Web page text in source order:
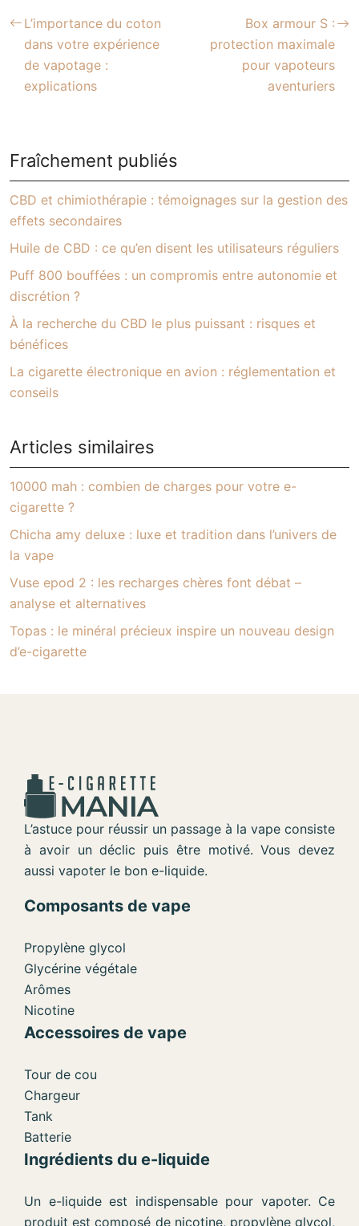
L’importance du coton
dans votre expérience
de vapotage :
explications
Box armour S :
protection maximale
pour vapoteurs
aventuriers
Fraîchement publiés
CBD et chimiothérapie : témoignages sur la gestion des
effets secondaires
Huile de CBD : ce qu’en disent les utilisateurs réguliers
Puff 800 bouffées : un compromis entre autonomie et
discrétion ?
À la recherche du CBD le plus puissant : risques et
bénéfices
La cigarette électronique en avion : réglementation et
conseils
Articles similaires
10000 mah : combien de charges pour votre e-
cigarette ?
Chicha amy deluxe : luxe et tradition dans l’univers de
la vape
Vuse epod 2 : les recharges chères font débat –
analyse et alternatives
Topas : le minéral précieux inspire un nouveau design
d’e-cigarette
L’astuce pour réussir un passage à la vape consiste
à avoir un déclic puis être motivé. Vous devez
aussi vapoter le bon e-liquide.
Composants de vape
Propylène glycol
Glycérine végétale
Arômes
Nicotine
Accessoires de vape
Tour de cou
Chargeur
Tank
Batterie
Ingrédients du e-liquide
Un e-liquide est indispensable pour vapoter. Ce
produit est composé de nicotine, propylène glycol,